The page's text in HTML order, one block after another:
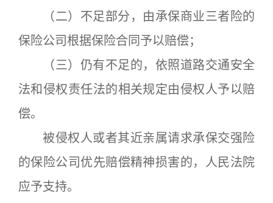
（二）不足部分，由承保商业三者险的
保险公司根据保险合同予以赔偿；
（三）仍有不足的，依照道路交通安全
法和侵权责任法的相关规定由侵权人予以赔
偿。
被侵权人或者其近亲属请求承保交强险
的保险公司优先赔偿精神损害的，人民法院
应予支持。